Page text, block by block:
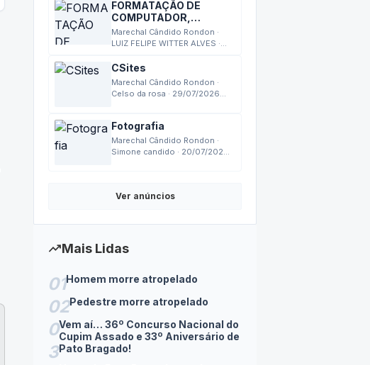
FORMATAÇÃO DE
COMPUTADOR,
MONTAGEM,
MANUTENÇÃO
Marechal Cândido Rondon ·
LUIZ FELIPE WITTER ALVES ·
CSites
Marechal Cândido Rondon ·
Celso da rosa · 29/07/2026
Fotografia
Marechal Cândido Rondon ·
Simone candido · 20/07/2026
Ver anúncios
trending_upMais Lidas
01Homem morre atropelado
02Pedestre morre atropelado
0
3
Vem aí… 36º Concurso Nacional do
Cupim Assado e 33º Aniversário de
Pato Bragado!